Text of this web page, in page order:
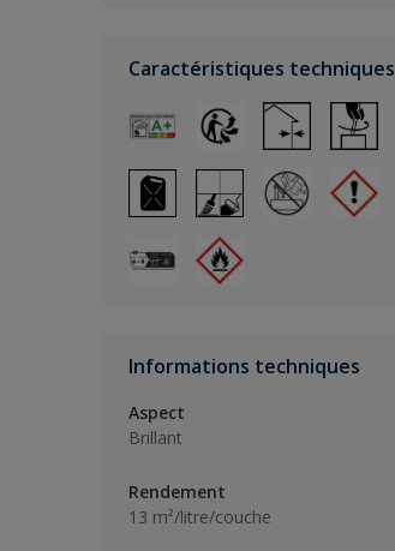
Caractéristiques techniques
Informations techniques
Aspect
Brillant
Rendement
13 m²/litre/couche